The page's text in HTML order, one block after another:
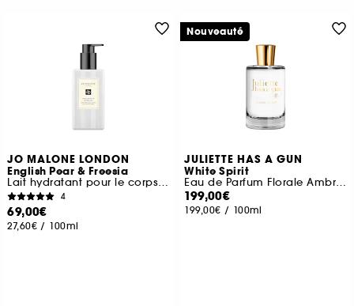
JO MALONE LONDON
English Pear & Freesia
Lait hydratant pour le corps et les mains
4
69,00€
27,60€ / 100ml
JULIETTE HAS A GUN
White Spirit
Eau de Parfum Florale Ambrée
199,00€
199,00€ / 100ml
Nouveauté